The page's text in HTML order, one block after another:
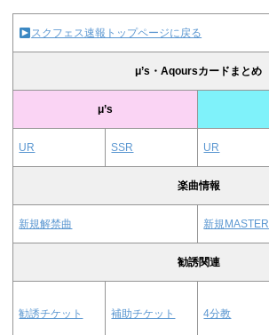
スクフェス速報トップページに戻る
μ’s・Aqoursカードまとめ
μ’s
UR SSR UR
楽曲情報
新規解禁曲 新規MASTER
勧誘関連
勧誘チケット 補助チケット 4分教